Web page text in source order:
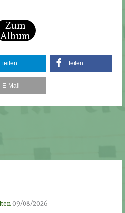
Zum
Album
teilen teilen
E-Mail
09/08/2026